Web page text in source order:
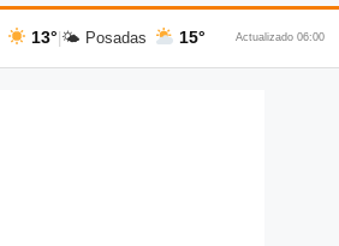
13° 🌤 Posadas 15° Actualizado 06:00